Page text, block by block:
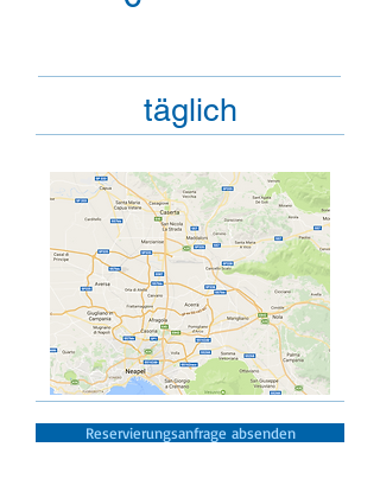
täglich
Reservierungsanfrage absenden